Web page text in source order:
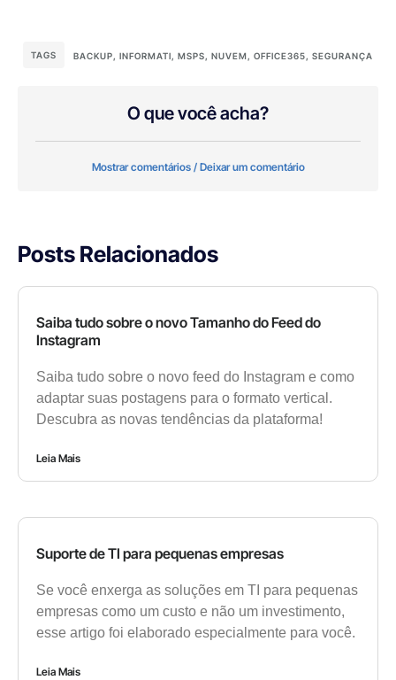
TAGS BACKUP, INFORMATI, MSPS, NUVEM, OFFICE365, SEGURANÇA
O que você acha?
Mostrar comentários / Deixar um comentário
Posts Relacionados
Saiba tudo sobre o novo Tamanho do Feed do
Instagram
Saiba tudo sobre o novo feed do Instagram e como
adaptar suas postagens para o formato vertical.
Descubra as novas tendências da plataforma!
Leia Mais
Suporte de TI para pequenas empresas
Se você enxerga as soluções em TI para pequenas
empresas como um custo e não um investimento,
esse artigo foi elaborado especialmente para você.
Leia Mais